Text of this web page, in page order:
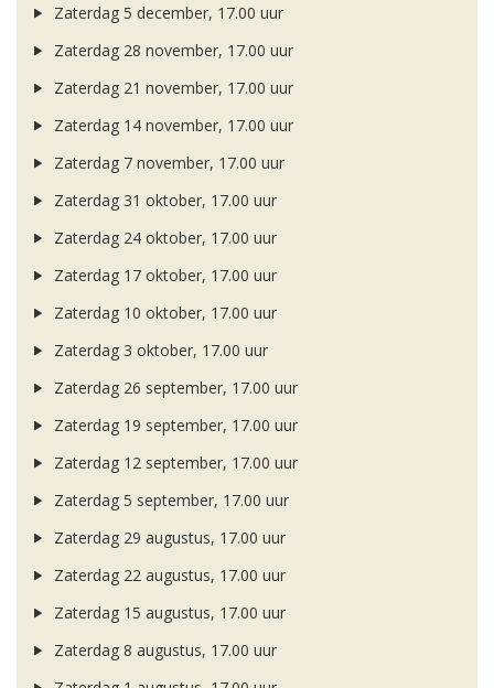
Zaterdag 5 december, 17.00 uur
Zaterdag 28 november, 17.00 uur
Zaterdag 21 november, 17.00 uur
Zaterdag 14 november, 17.00 uur
Zaterdag 7 november, 17.00 uur
Zaterdag 31 oktober, 17.00 uur
Zaterdag 24 oktober, 17.00 uur
Zaterdag 17 oktober, 17.00 uur
Zaterdag 10 oktober, 17.00 uur
Zaterdag 3 oktober, 17.00 uur
Zaterdag 26 september, 17.00 uur
Zaterdag 19 september, 17.00 uur
Zaterdag 12 september, 17.00 uur
Zaterdag 5 september, 17.00 uur
Zaterdag 29 augustus, 17.00 uur
Zaterdag 22 augustus, 17.00 uur
Zaterdag 15 augustus, 17.00 uur
Zaterdag 8 augustus, 17.00 uur